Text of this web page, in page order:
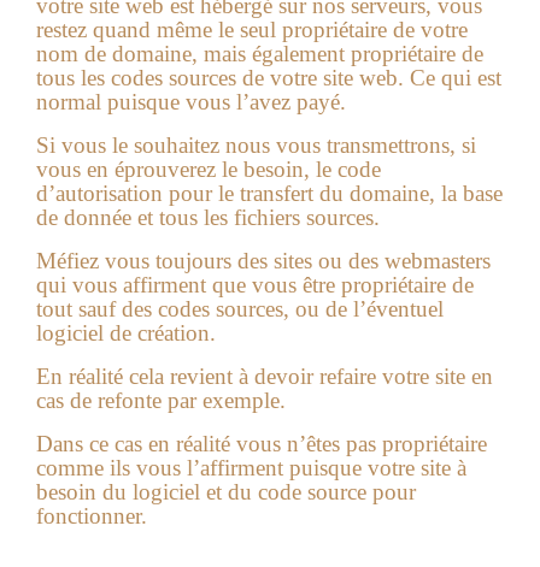
votre site web est hébergé sur nos serveurs, vous
restez quand même le seul propriétaire de votre
nom de domaine, mais également propriétaire de
tous les codes sources de votre site web. Ce qui est
normal puisque vous l’avez payé.
Si vous le souhaitez nous vous transmettrons, si
vous en éprouverez le besoin, le code
d’autorisation pour le transfert du domaine, la base
de donnée et tous les fichiers sources.
Méfiez vous toujours des sites ou des webmasters
qui vous affirment que vous être propriétaire de
tout sauf des codes sources, ou de l’éventuel
logiciel de création.
En réalité cela revient à devoir refaire votre site en
cas de refonte par exemple.
Dans ce cas en réalité vous n’êtes pas propriétaire
comme ils vous l’affirment puisque votre site à
besoin du logiciel et du code source pour
fonctionner.